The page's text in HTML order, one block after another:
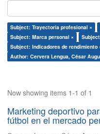
Subject: Trayectoria profesional ×
Subject: Marca personal ×
Subject: Indicadores de rendimiento
Author: Cervera Lengua, César
Now showing items 1-1 of 1
Marketing deportivo
fútbol en el mercado